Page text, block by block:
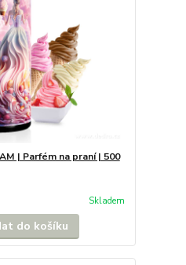
| Parfém na praní | 500
Skladem
do košíku